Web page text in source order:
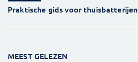
Praktische gids voor thuisbatterijen
MEEST GELEZEN